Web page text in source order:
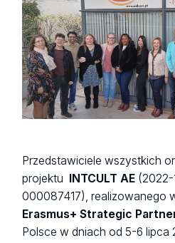
Przedstawiciele wszystkich
projektu INTCULT AE
000087417), realizowanego
Erasmus+ Strategic
Polsce w dniach od 5-6 lipca